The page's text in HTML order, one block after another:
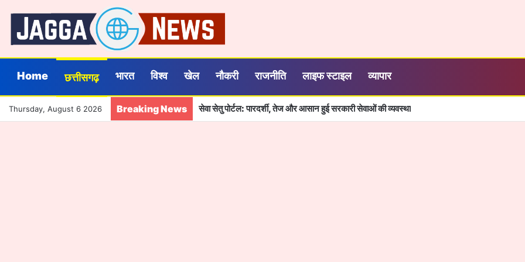
Home छत्तीसगढ़ भारत विश्व खेल नौकरी राजनीति लाइफ स्टाइल व्यापार
Thursday, August 6 2026 Breaking News 10 अगस्त को राष्ट्रीय कृमि मुक्ति दिवस: 1 से 19 वर्ष तक के बच्चों को निःशुल्क दी जाएगी एल्बेंडाजोल